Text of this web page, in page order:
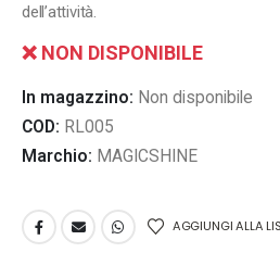
dell’attività.
❌ NON DISPONIBILE
In magazzino: Non disponibile
COD: RL005
Marchio: MAGICSHINE
AGGIUNGI ALLA